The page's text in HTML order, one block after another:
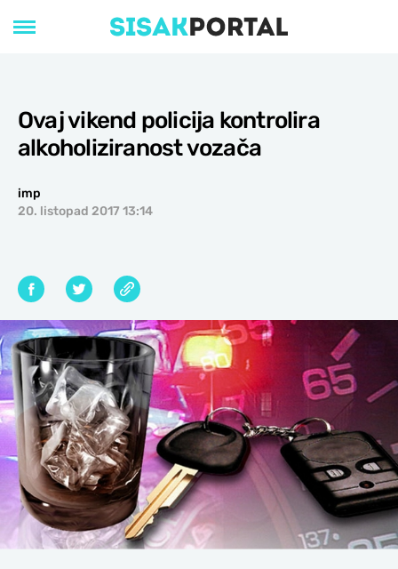
Ovaj vikend policija kontrolira
alkoholiziranost vozača
imp
20. listopad 2017 13:14